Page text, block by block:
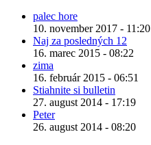
palec hore
10. november 2017 - 11:20
Naj za posledných 12
16. marec 2015 - 08:22
zima
16. február 2015 - 06:51
Stiahnite si bulletin
27. august 2014 - 17:19
Peter
26. august 2014 - 08:20